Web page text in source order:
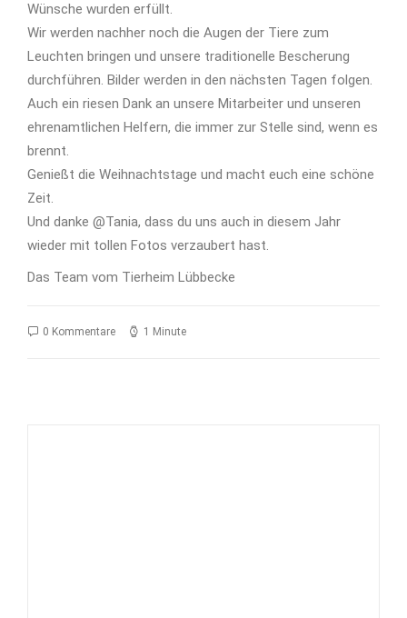
Wünsche wurden erfüllt.
Wir werden nachher noch die Augen der Tiere zum
Leuchten bringen und unsere traditionelle Bescherung
durchführen. Bilder werden in den nächsten Tagen folgen.
Auch ein riesen Dank an unsere Mitarbeiter und unseren
ehrenamtlichen Helfern, die immer zur Stelle sind, wenn es
brennt.
Genießt die Weihnachtstage und macht euch eine schöne
Zeit.
Und danke @Tania, dass du uns auch in diesem Jahr
wieder mit tollen Fotos verzaubert hast.
Das Team vom Tierheim Lübbecke
0 Kommentare 1 Minute